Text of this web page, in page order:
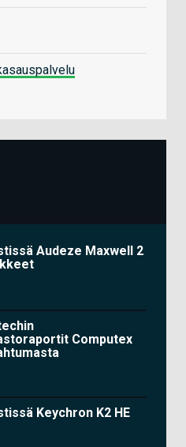
Audeze Maxwell 2
Computex
Keychron K2 HE